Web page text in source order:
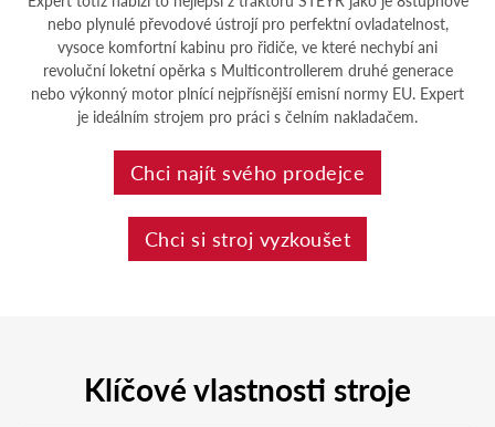
nebo plynulé převodové ústrojí pro perfektní ovladatelnost,
vysoce komfortní kabinu pro řidiče, ve které nechybí ani
revoluční loketní opěrka s Multicontrollerem druhé generace
nebo výkonný motor plnící nejpřísnější emisní normy EU. Expert
je ideálním strojem pro práci s čelním nakladačem.
Chci najít svého prodejce
Chci si stroj vyzkoušet
Klíčové vlastnosti stroje